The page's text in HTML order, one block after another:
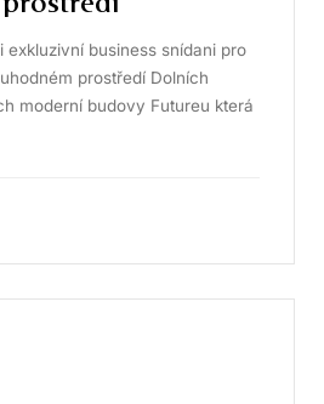
exkluzivní business snídani pro
prostředí Dolních
moderní budovy Futureu která